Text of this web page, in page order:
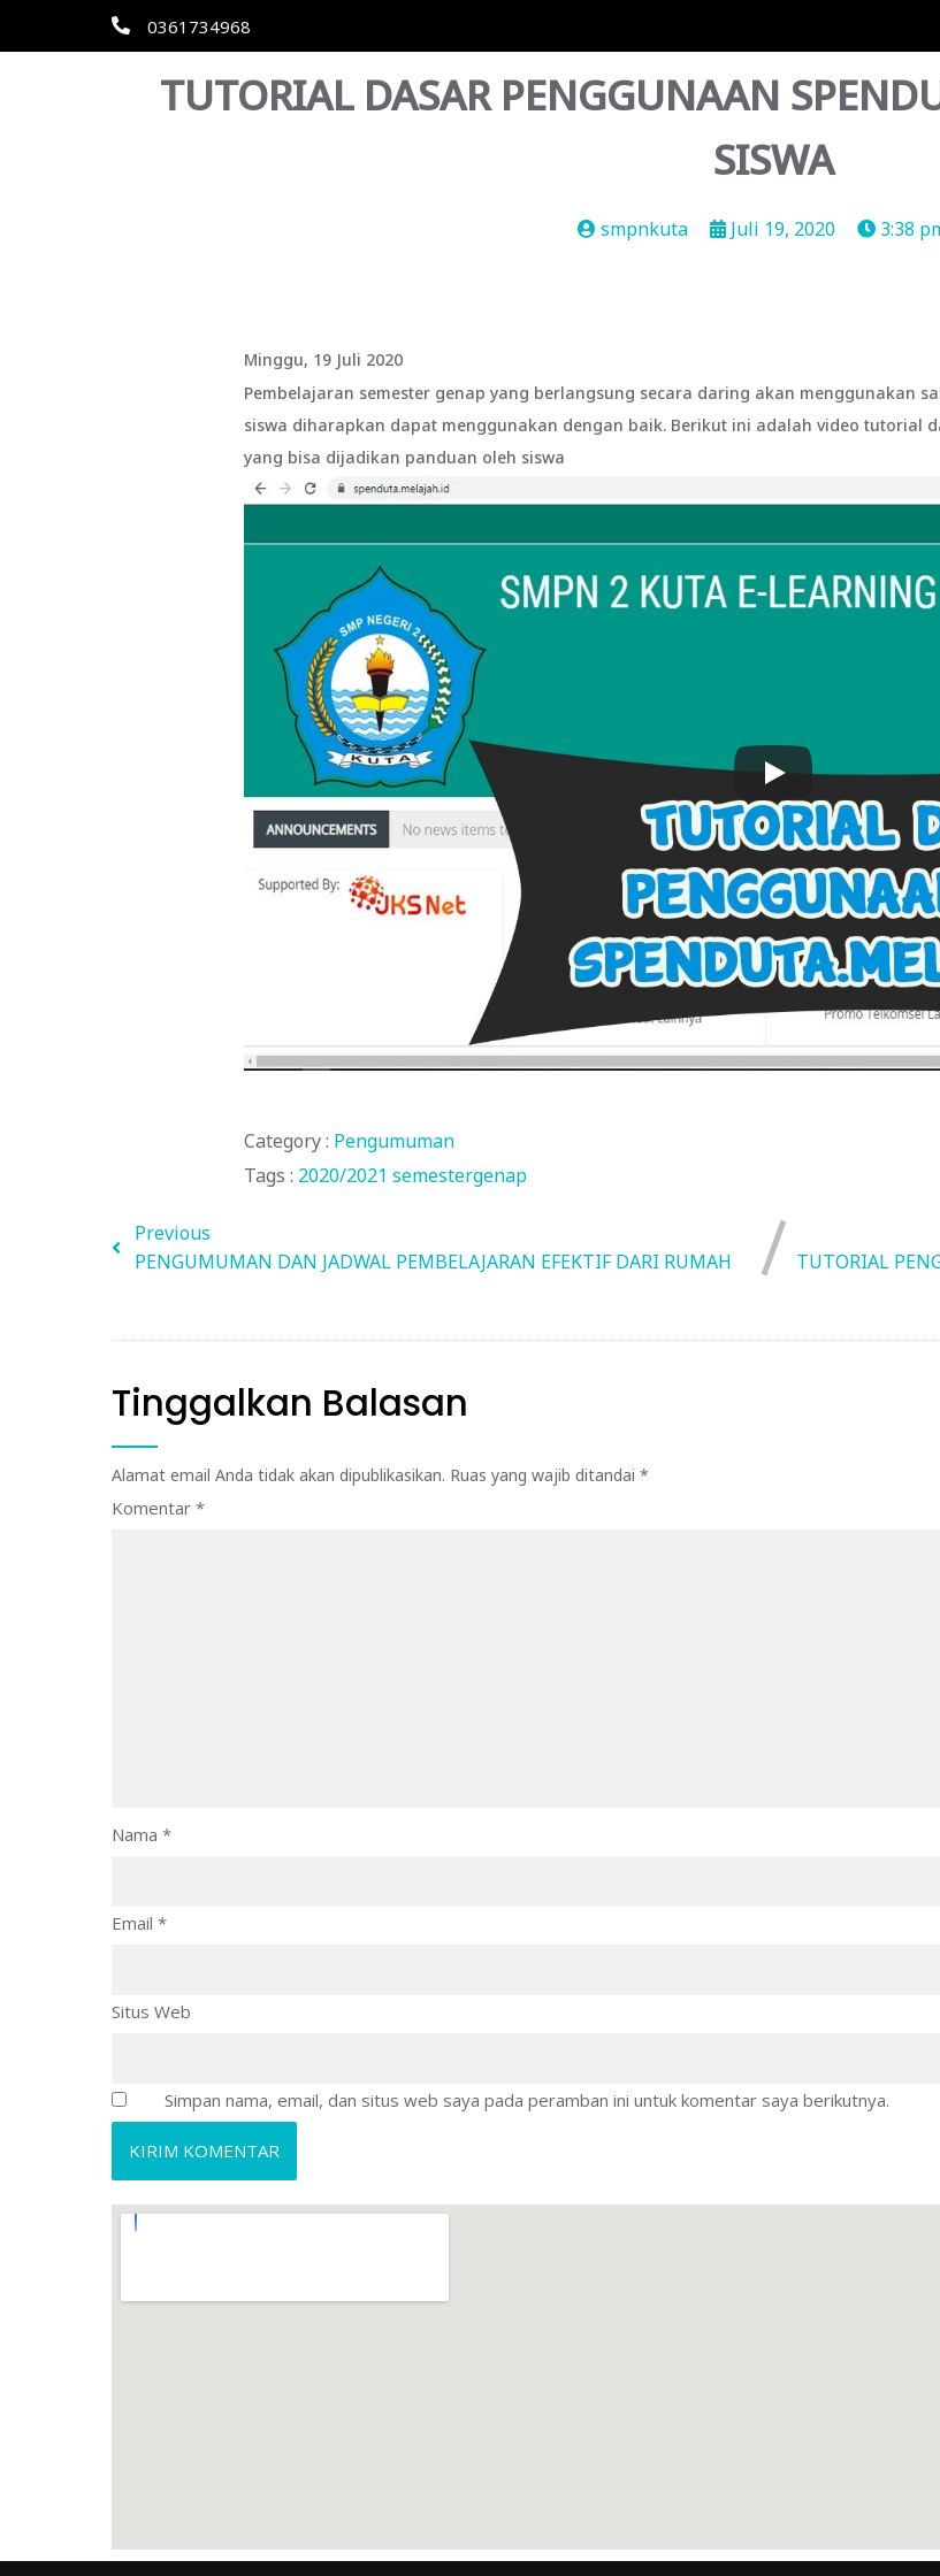
0361734968
TUTORIAL DASAR PENGGUNAAN
SISWA
smpnkuta Juli 19, 2020 3:38
Minggu, 19 Juli 2020
Pembelajaran semester genap yang berlangsung secara daring akan menggunakan
siswa diharapkan dapat menggunakan dengan baik. Berikut ini adalah video tutorial
yang bisa dijadikan panduan oleh siswa
Category : Pengumuman
Tags : 2020/2021 semestergenap
Previous
PENGUMUMAN DAN JADWAL PEMBELAJARAN EFEKTIF DARI RUMAH
TUTORIAL
Tinggalkan Balasan
Alamat email Anda tidak akan dipublikasikan. Ruas yang wajib ditandai *
Komentar *
Nama *
Email *
Situs Web
Simpan nama, email, dan situs web saya pada peramban ini untuk komentar saya berikutnya.